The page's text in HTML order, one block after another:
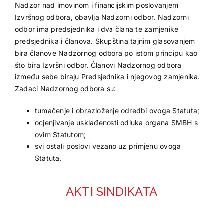
Nadzor nad imovinom i financijskim poslovanjem
Izvršnog odbora, obavlja Nadzorni odbor. Nadzorni
odbor ima predsjednika i dva člana te zamjenike
predsjednika i članova. Skupština tajnim glasovanjem
bira članove Nadzornog odbora po istom principu kao
što bira Izvršni odbor. Članovi Nadzornog odbora
između sebe biraju Predsjednika i njegovog zamjenika.
Zadaci Nadzornog odbora su:
tumačenje i obrazloženje odredbi ovoga Statuta;
ocjenjivanje usklađenosti odluka organa SMBH s
ovim Statutom;
svi ostali poslovi vezano uz primjenu ovoga
Statuta.
AKTI SINDIKATA